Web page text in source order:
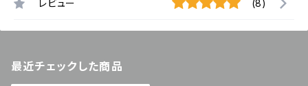
レビュー (8)
最近チェックした商品